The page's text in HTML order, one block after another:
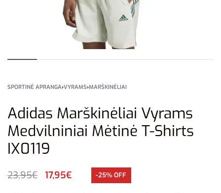
SPORTINĖ APRANGA›VYRAMS›MARŠKINĖLIAI
Adidas Marškinėliai Vyrams
Medvilniniai Mėtinė T-Shirts
IX0119
23,95€ 17,95€ -25% OFF